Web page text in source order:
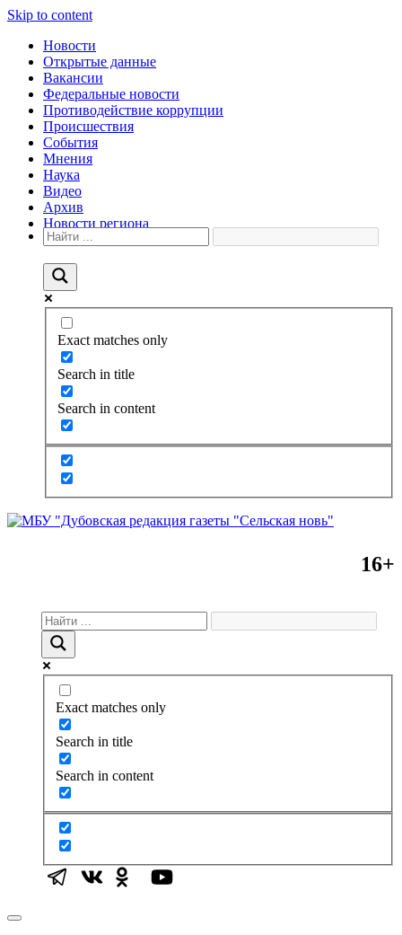
Skip to content
Новости
Открытые данные
Вакансии
Федеральные новости
Противодействие коррупции
Происшествия
События
Мнения
Наука
Видео
Архив
Новости региона
Exact matches only
Search in title
Search in content
16+
Exact matches only
Search in title
Search in content